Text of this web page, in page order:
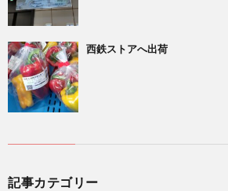
西鉄ストアへ出荷
記事カテゴリー